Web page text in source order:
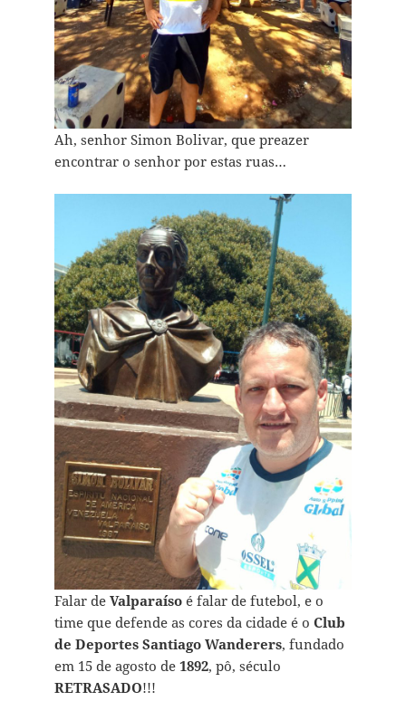
Ah, senhor Simon Bolivar, que preazer
encontrar o senhor por estas ruas…
Falar de Valparaísoé falar de futebol, e o
time que defende as cores da cidade é o Club
de Deportes Santiago Wanderers, fundado
em 15 de agosto de 1892, pô, século
RETRASADO!!!